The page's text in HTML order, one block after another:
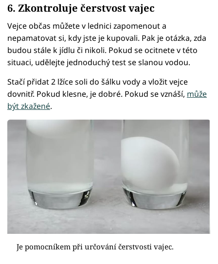
6. Zkontroluje čerstvost vajec
Vejce občas můžete v lednici zapomenout a
nepamatovat si, kdy jste je kupovali. Pak je otázka, zda
budou stále k jídlu či nikoli. Pokud se ocitnete v této
situaci, udělejte jednoduchý test se slanou vodou.
Stačí přidat 2 lžíce soli do šálku vody a vložit vejce
dovnitř. Pokud klesne, je dobré. Pokud se vznáší, může
být zkažené.
Je pomocníkem při určování čerstvosti vajec.